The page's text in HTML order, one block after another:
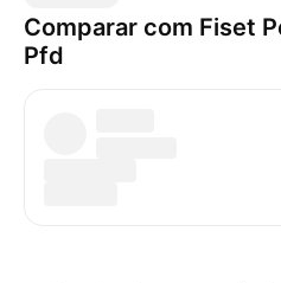
Comparar com Fiset
Pfd